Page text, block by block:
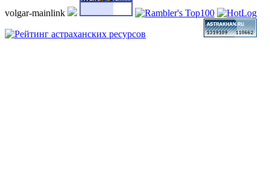
volgar-mainlink